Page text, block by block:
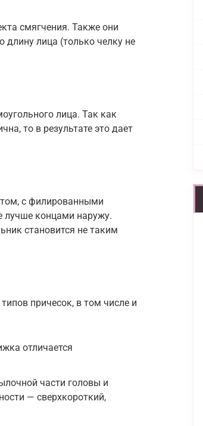
смягчения. Также они
длину лица (только челку не
лица. Так как
то в результате это дает
с филированными
лучше концами наружу.
становится не таким
причесок, в том числе и
отличается
части головы и
— сверхкороткий,